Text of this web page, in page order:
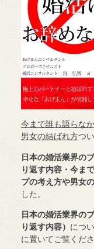
今まで誰も語らな
男女の結ばれ方つ
日本の婚活業界の
り返す内容・今ま
プの考え方や男女
した。
日本の婚活業界の
り返す内容） につ
に置いてご覧くださ